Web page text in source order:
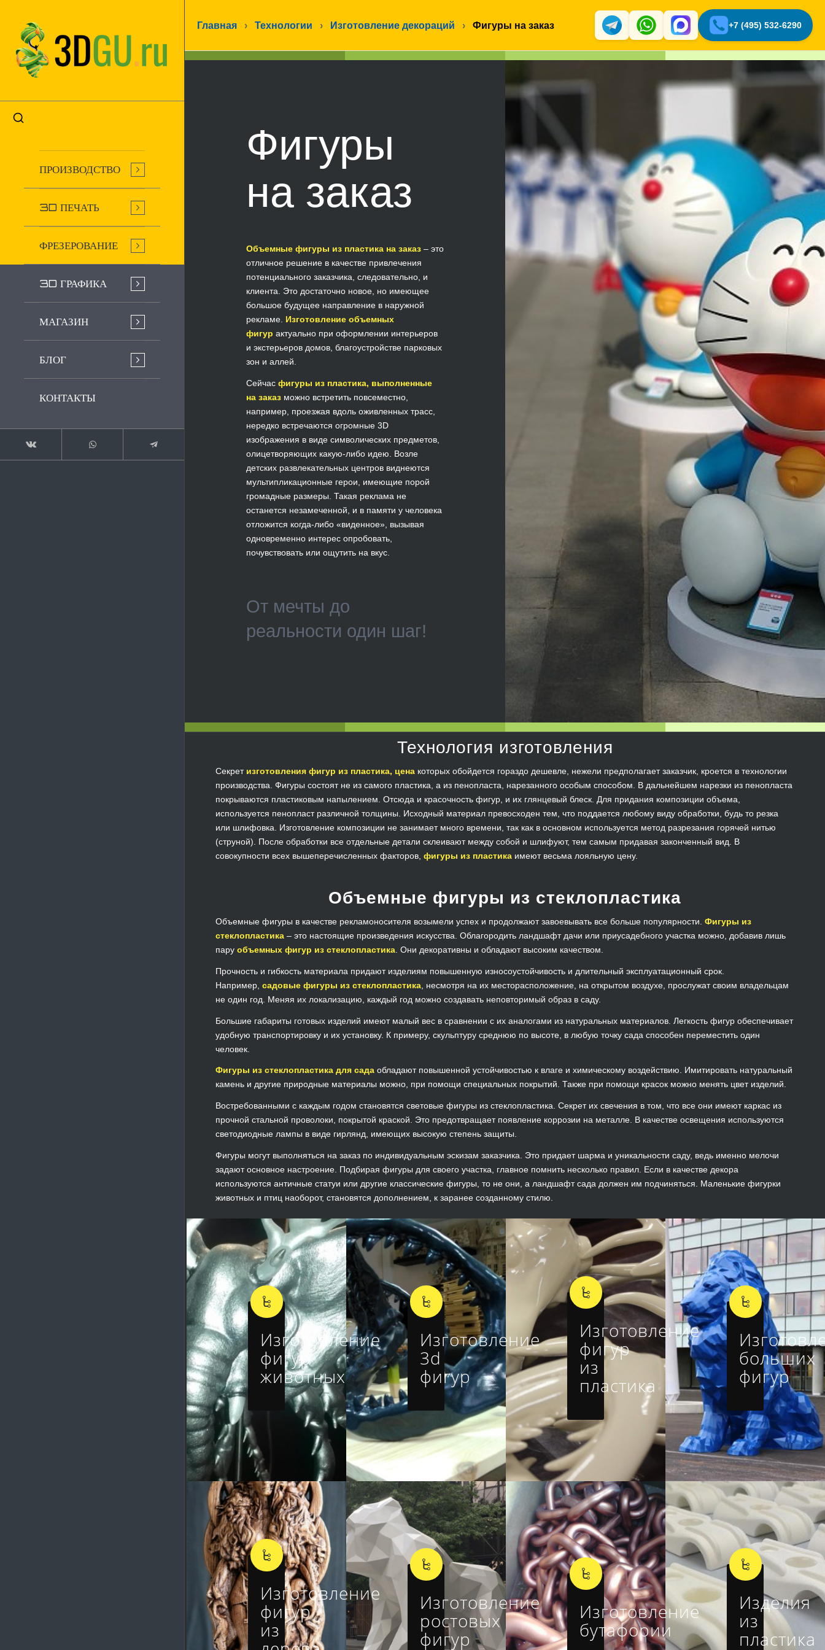
ПРОИЗВОДСТВО
3D ПЕЧАТЬ
ФРЕЗЕРОВАНИЕ
3D ГРАФИКА
МАГАЗИН
БЛОГ
КОНТАКТЫ
Главная › Технологии › Изготовление декораций › Фигуры на заказ +7 (495) 532-6290
Фигуры
на заказ
Объемные фигуры из пластика на заказ – это
отличное решение в качестве привлечения
потенциального заказчика, следовательно, и
клиента. Это достаточно новое, но имеющее
большое будущее направление в наружной
рекламе. Изготовление объемных
фигур актуально при оформлении интерьеров
и экстерьеров домов, благоустройстве парковых
зон и аллей.
Сейчас фигуры из пластика, выполненные
на заказ можно встретить повсеместно,
например, проезжая вдоль оживленных трасс,
нередко встречаются огромные 3D
изображения в виде символических предметов,
олицетворяющих какую-либо идею. Возле
детских развлекательных центров виднеются
мультипликационные герои, имеющие порой
громадные размеры. Такая реклама не
останется незамеченной, и в памяти у человека
отложится когда-либо «виденное», вызывая
одновременно интерес опробовать,
почувствовать или ощутить на вкус.
От мечты до
реальности один шаг!
Технология изготовления
Секрет изготовления фигур из пластика, цена которых обойдется гораздо дешевле, нежели предполагает заказчик, кроется в технологии
производства. Фигуры состоят не из самого пластика, а из пенопласта, нарезанного особым способом. В дальнейшем нарезки из пенопласта
покрываются пластиковым напылением. Отсюда и красочность фигур, и их глянцевый блеск. Для придания композиции объема,
используется пенопласт различной толщины. Исходный материал превосходен тем, что поддается любому виду обработки, будь то резка
или шлифовка. Изготовление композиции не занимает много времени, так как в основном используется метод разрезания горячей нитью
(струной). После обработки все отдельные детали склеивают между собой и шлифуют, тем самым придавая законченный вид. В
совокупности всех вышеперечисленных факторов, фигуры из пластика имеют весьма лояльную цену.
Объемные фигуры из стеклопластика
Объемные фигуры в качестве рекламоносителя возымели успех и продолжают завоевывать все больше популярности. Фигуры из
стеклопластика – это настоящие произведения искусства. Облагородить ландшафт дачи или приусадебного участка можно, добавив лишь
пару объемных фигур из стеклопластика . Они декоративны и обладают высоким качеством.
Прочность и гибкость материала придают изделиям повышенную износоустойчивость и длительный эксплуатационный срок.
Например, садовые фигуры из стеклопластика , несмотря на их месторасположение, на открытом воздухе, прослужат своим владельцам
не один год. Меняя их локализацию, каждый год можно создавать неповторимый образ в саду.
Большие габариты готовых изделий имеют малый вес в сравнении с их аналогами из натуральных материалов. Легкость фигур обеспечивает
удобную транспортировку и их установку. К примеру, скульптуру среднюю по высоте, в любую точку сада способен переместить один
человек.
Фигуры из стеклопластика для сада обладают повышенной устойчивостью к влаге и химическому воздействию. Имитировать натуральный
камень и другие природные материалы можно, при помощи специальных покрытий. Также при помощи красок можно менять цвет изделий.
Востребованными с каждым годом становятся световые фигуры из стеклопластика. Секрет их свечения в том, что все они имеют каркас из
прочной стальной проволоки, покрытой краской. Это предотвращает появление коррозии на металле. В качестве освещения используются
светодиодные лампы в виде гирлянд, имеющих высокую степень защиты.
Фигуры могут выполняться на заказ по индивидуальным эскизам заказчика. Это придает шарма и уникальности саду, ведь именно мелочи
задают основное настроение. Подбирая фигуры для своего участка, главное помнить несколько правил. Если в качестве декора
используются античные статуи или другие классические фигуры, то не они, а ландшафт сада должен им подчиняться. Маленькие фигурки
животных и птиц наоборот, становятся дополнением, к заранее созданному стилю.
Изготовление
фигур
животных
Изготовление
3d
фигур
Изготовление
фигур
из
пластика
больших
фигур
Изготовление
фигур
из
Изготовление
ростовых
фигур
Изготовление
бутафории
Изделия
из
пластика